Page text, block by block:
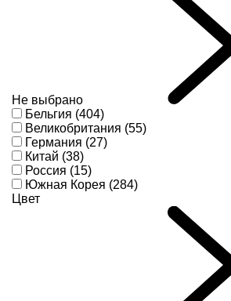
Не выбрано
Бельгия (404)
Великобритания (55)
Германия (27)
Китай (38)
Россия (15)
Южная Корея (284)
Цвет